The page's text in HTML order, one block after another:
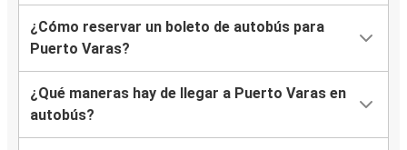
¿Cómo reservar un boleto de autobús para
Puerto Varas?
¿Qué maneras hay de llegar a Puerto Varas en
autobús?